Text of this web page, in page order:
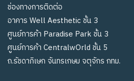
ช่องทางการติดต่อ
อาคาร Well Aesthetic ชั้น 3
ศูนย์การค้า Paradise Park ชั้น 3
ศูนย์การค้า CentralwOrld ชั้น 5
ถ.รัชดาภิเษก จันทรเกษม จตุจักร กทม.